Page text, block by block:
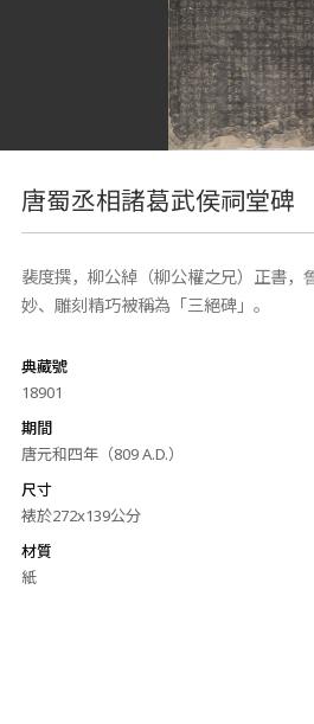
唐蜀丞相諸葛武侯祠堂碑
裴度撰，柳公綽（柳公權之兄）正書，
妙、雕刻精巧被稱為「三絕碑」。
典藏號
18901
期間
唐元和四年（809 A.D.）
尺寸
裱於272x139公分
材質
紙